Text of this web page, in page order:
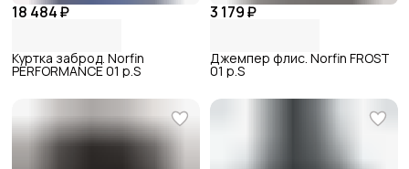
18 484 ₽
Куртка заброд. Norfin
PERFORMANCE 01 р.S
3 179 ₽
Джемпер флис. Norfin FROST
01 р.S